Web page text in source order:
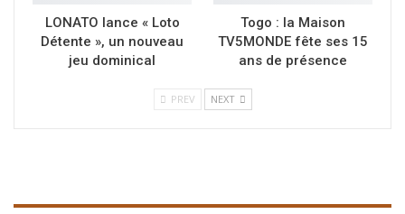
LONATO lance « Loto
Détente », un nouveau
jeu dominical
Togo : la Maison
TV5MONDE fête ses 15
ans de présence
PREV NEXT